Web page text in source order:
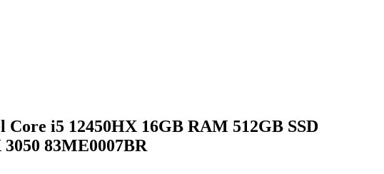
i5 12450HX 16GB RAM 512GB SSD
83ME0007BR